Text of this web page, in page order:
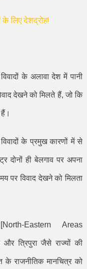
के लिए देशद्रोह!
विवादों के अलावा देश में पानी
देखने को मिलते हैं,जो कि
विवादों के प्रमुख कारणों में से
दोनों ही बेलगाव पर अपना
पर विवाद देखने को मिलता
North-Eastern Areas
और त्रिपुरा जैसे राज्यों की
के राजनीतिक मानचित्र को